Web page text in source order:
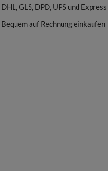
DHL, GLS, DPD, UPS und
Bequem auf Rechnung einkaufen